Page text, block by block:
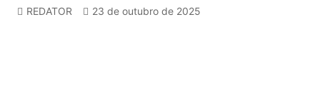
REDATOR 23 de outubro de 2025